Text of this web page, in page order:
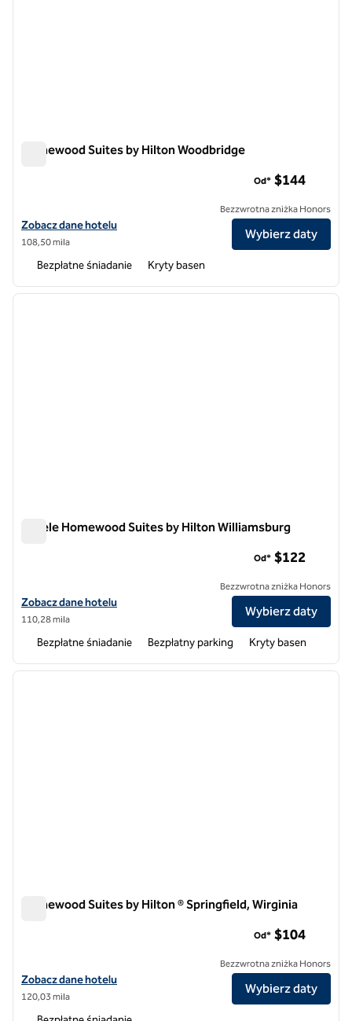
Homewood Suites by Hilton Woodbridge
Zobacz szczegóły hotelu Homewood Suites by Hilton Woodbridge
Zobacz dane hotelu
108,50 mila
Od* $144
Bezzwrotna zniżka Honors
Wybierz daty
Bezpłatne śniadanie Kryty basen
1 z 12
Hotele Homewood Suites by Hilton Williamsburg
Zobacz szczegóły hotelu Homewood Suites by Hilton Williamsburg
Zobacz dane hotelu
110,28 mila
Od* $122
Bezzwrotna zniżka Honors
Wybierz daty
Bezpłatne śniadanie Bezpłatny parking Kryty basen
1 z 12
Homewood Suites by Hilton ® Springfield, Wirginia
Zobacz szczegóły hotelu Homewood Suites by Hilton® Springfield w
Zobacz dane hotelu
120,03 mila
Od* $104
Bezzwrotna zniżka Honors
Wybierz daty